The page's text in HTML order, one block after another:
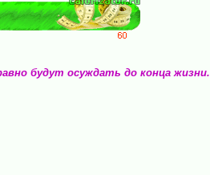
будут осуждать до конца жизни.